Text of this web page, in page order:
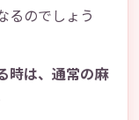
るのでしょう
時は、通常の麻